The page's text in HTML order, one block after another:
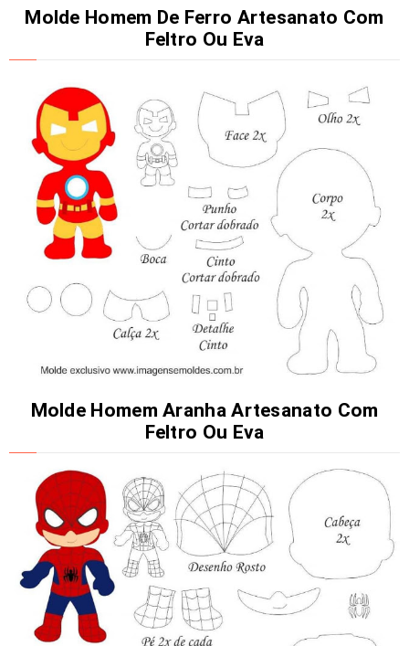
Molde Homem De Ferro Artesanato Com
Feltro Ou Eva
Molde Homem Aranha Artesanato Com
Feltro Ou Eva